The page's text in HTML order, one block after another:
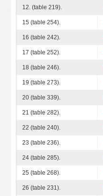
12. (table 219).
15 (table 254).
16 (table 242).
17 (table 252).
18 (table 246).
19 (table 273).
20 (table 339).
21 (table 282).
22 (table 240).
23 (table 236).
24 (table 285).
25 (table 268).
26 (table 231).